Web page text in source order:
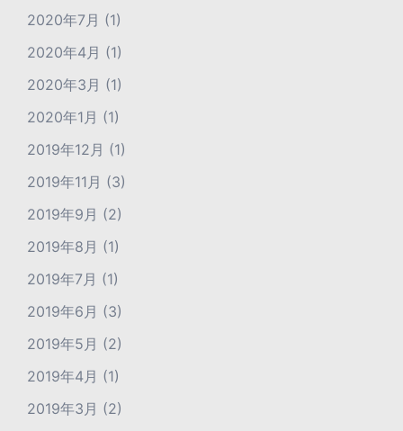
2020年7月 (1)
2020年4月 (1)
2020年3月 (1)
2020年1月 (1)
2019年12月 (1)
2019年11月 (3)
2019年9月 (2)
2019年8月 (1)
2019年7月 (1)
2019年6月 (3)
2019年5月 (2)
2019年4月 (1)
2019年3月 (2)